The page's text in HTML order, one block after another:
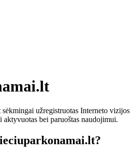
sėkmingai užregistruotas Interneto vizijos
bei paruoštas naudojimui.